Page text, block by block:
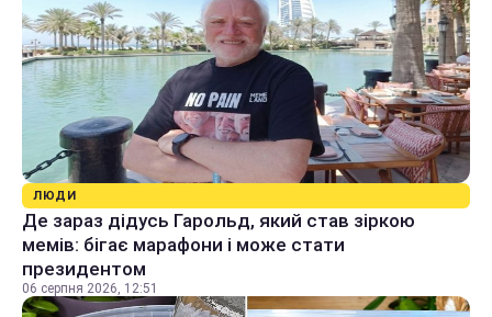
ЛЮДИ
Де зараз дідусь Гарольд, який став зіркою
мемів: бігає марафони і може стати
президентом
06 серпня 2026, 12:51